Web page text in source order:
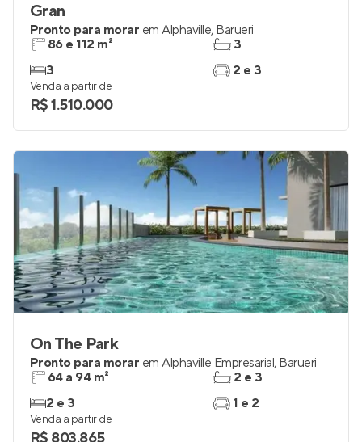
Gran
Pronto para morar em Alphaville, Barueri
86 e 112 m²
3
3
2 e 3
Venda a partir de
R$ 1.510.000
On The Park
Pronto para morar em Alphaville Empresarial, Barueri
64 a 94 m²
2 e 3
2 e 3
1 e 2
Venda a partir de